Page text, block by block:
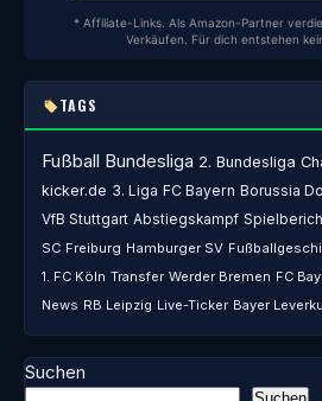
* Affiliate-Links. Als Amazon-Partner
Verkäufen. Für dich entstehen
TAGS
Fußball Bundesliga 2. Bundesliga
kicker.de 3. Liga FC Bayern Borussia
VfB Stuttgart Abstiegskampf
SC Freiburg Hamburger SV
1. FC Köln Transfer Werder Bremen FC
News RB Leipzig Live-Ticker Bayer
Suchen